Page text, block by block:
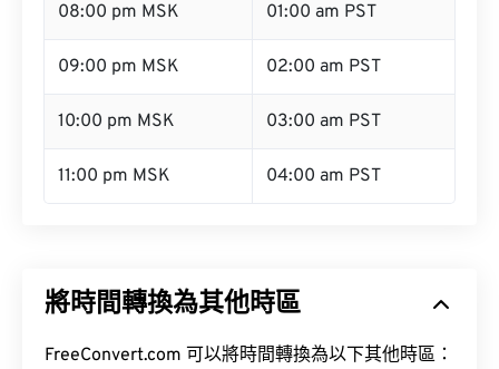
08:00 pm MSK 01:00 am PST
09:00 pm MSK 02:00 am PST
10:00 pm MSK 03:00 am PST
11:00 pm MSK 04:00 am PST
將時間轉換為其他時區
FreeConvert.com 可以將時間轉換為以下其他時區：